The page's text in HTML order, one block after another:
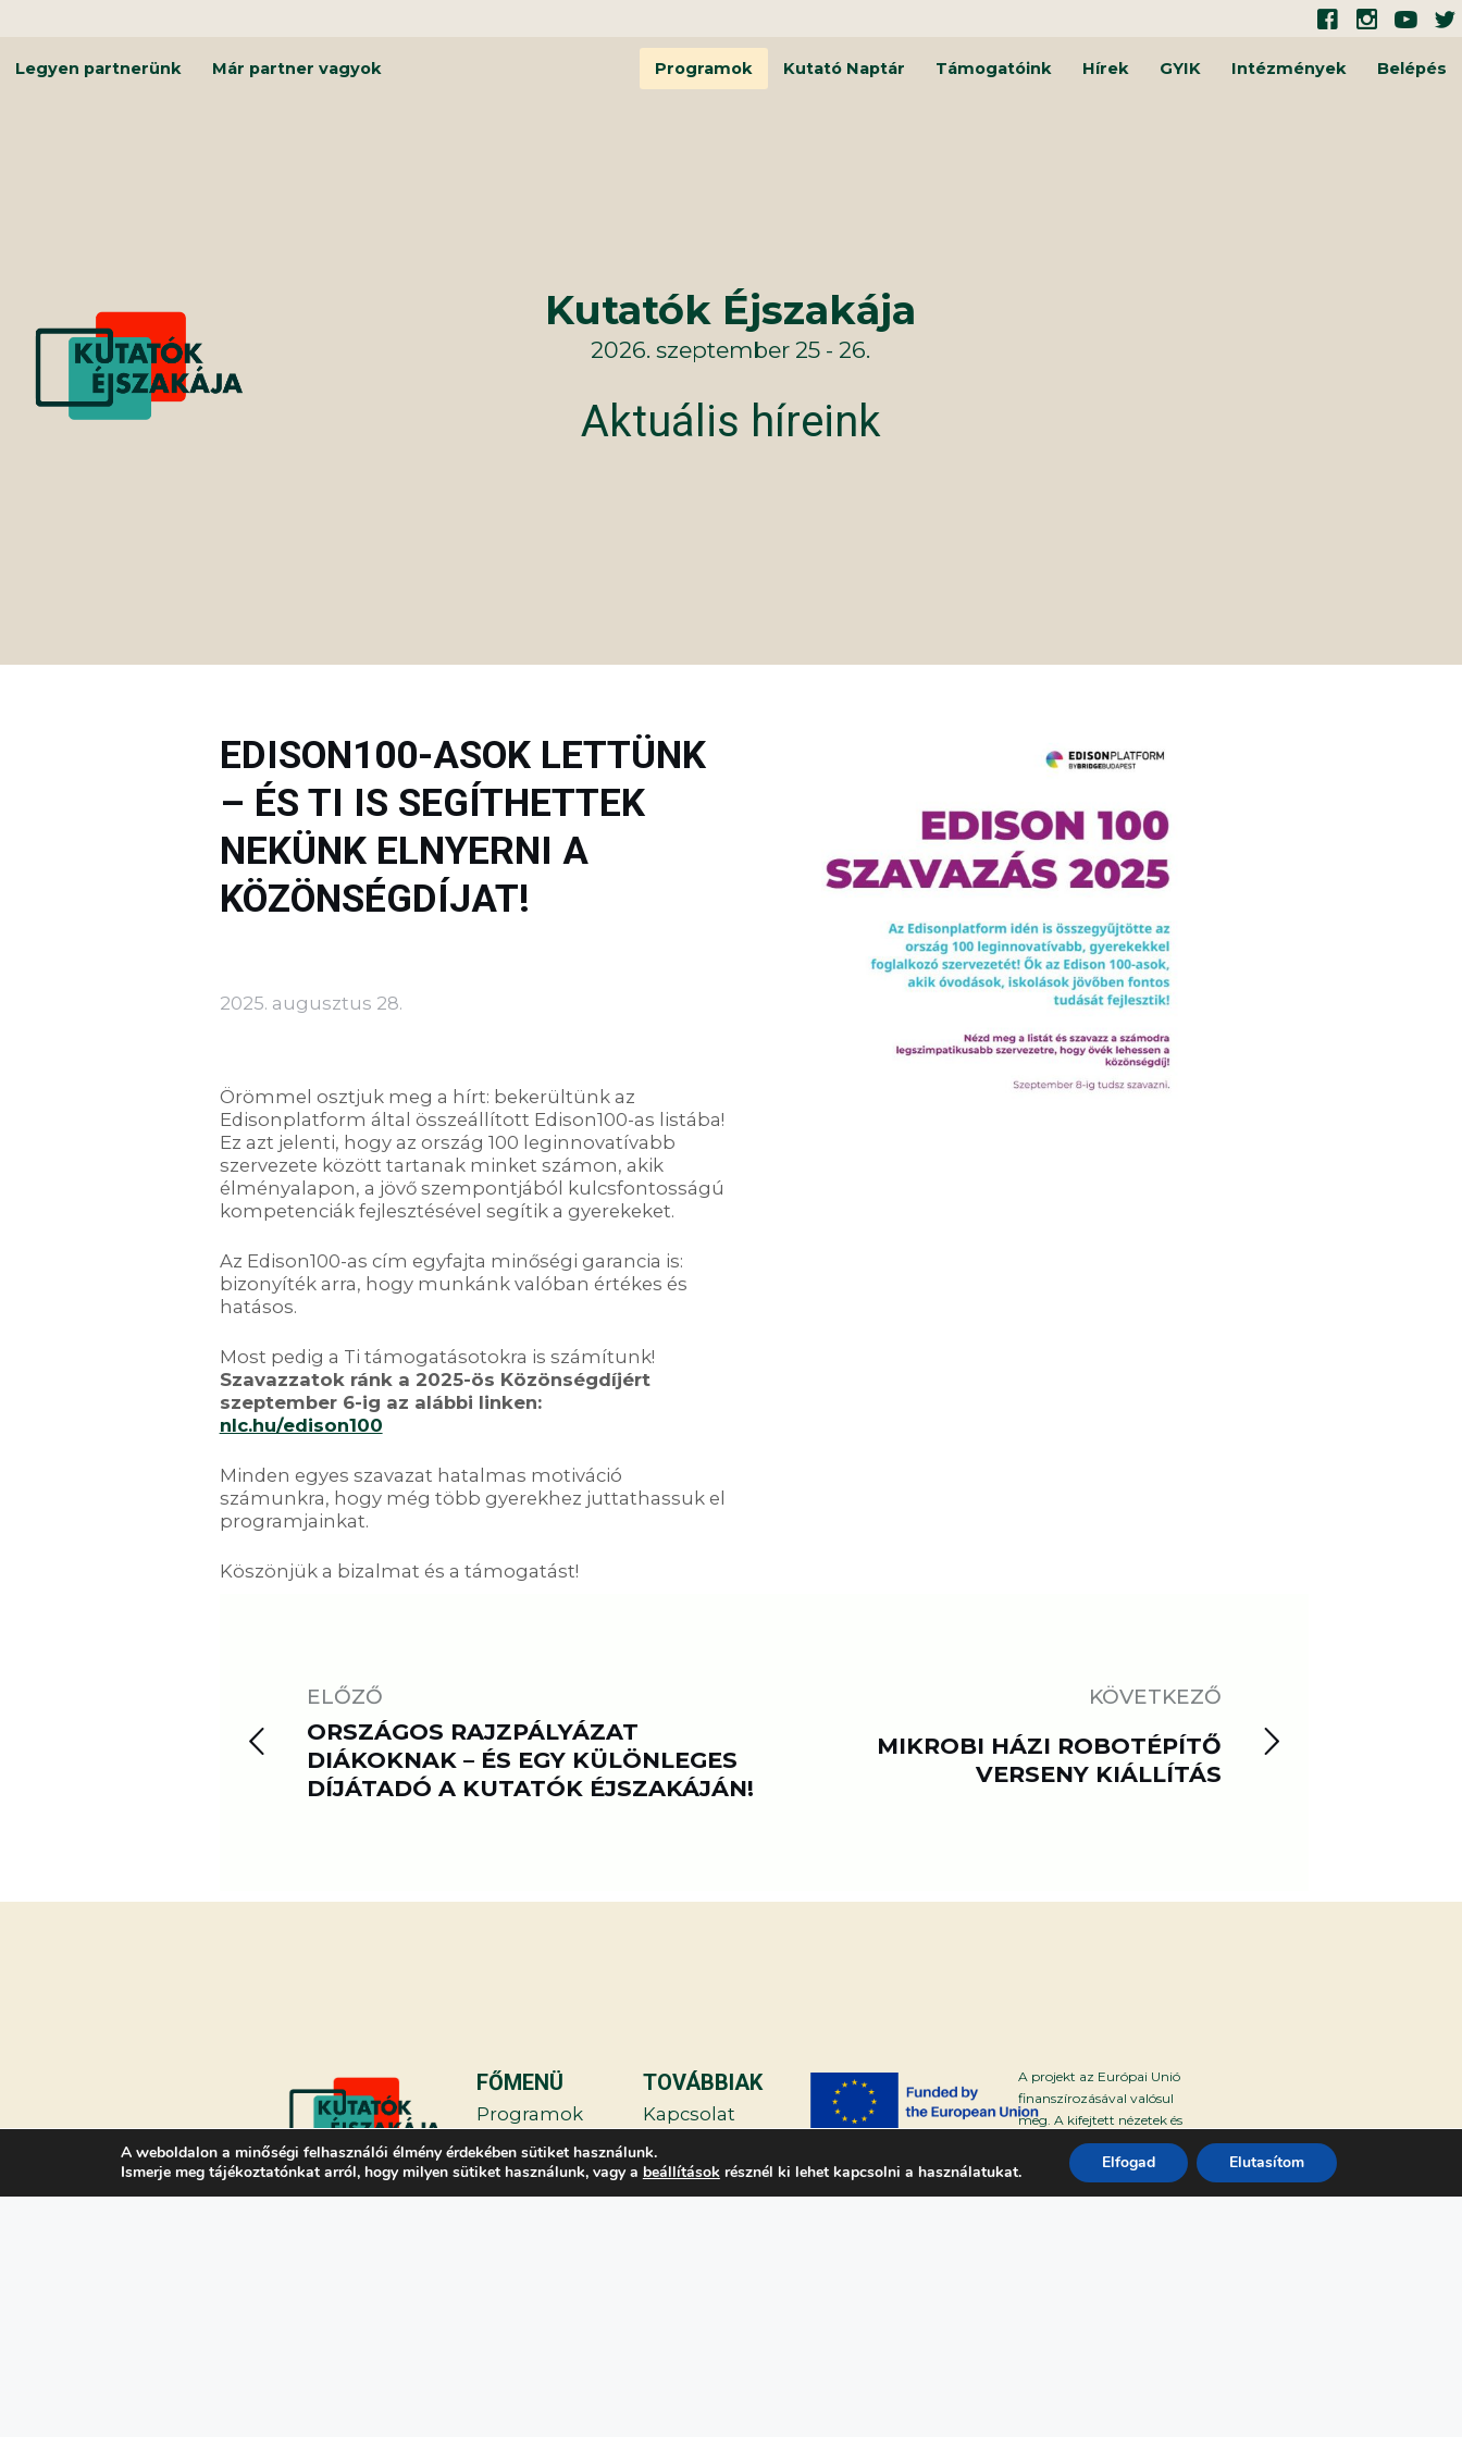
tartalomba
Legyen partnerünk Már partner vagyok
Kutatók Éjszakája
2026. szeptember 25 - 26.
Aktuális híreink
Programok Kutató Naptár Támogatóink Hírek GYIK Intézmények Belépés
EDISON100-ASOK LETTÜNK
– ÉS TI IS SEGÍTHETTEK
NEKÜNK ELNYERNI A
KÖZÖNSÉGDÍJAT!
Örömmel osztjuk meg a hírt: bekerültünk az
Edisonplatform által összeállított Edison100-as listába!
Ez azt jelenti, hogy az ország 100 leginnovatívabb
szervezete között tartanak minket számon, akik
élményalapon, a jövő szempontjából kulcsfontosságú
kompetenciák fejlesztésével segítik a gyerekeket.
Az Edison100-as cím egyfajta minőségi garancia is:
bizonyíték arra, hogy munkánk valóban értékes és
hatásos.
Most pedig a Ti támogatásotokra is számítunk!
Szavazzatok ránk a 2025-ös Közönségdíjért
szeptember 6-ig az alábbi linken:
nlc.hu/edison100
Minden egyes szavazat hatalmas motiváció
számunkra, hogy még több gyerekhez juttathassuk el
programjainkat.
Köszönjük a bizalmat és a támogatást!
2025. augusztus 28.
ELŐZŐ
ORSZÁGOS RAJZPÁLYÁZAT
DIÁKOKNAK – ÉS EGY KÜLÖNLEGES
DÍJÁTADÓ A KUTATÓK ÉJSZAKÁJÁN!
KÖVETKEZŐ
MIKROBI HÁZI ROBOTÉPÍTŐ
VERSENY KIÁLLÍTÁS
FŐMENÜ
Programok
Kutató
TOVÁBBIAK
Kapcsolat
Adatvédelmi
irányelvek
A projekt az Európai Unió
finanszírozásával valósul
meg. A kifejtett nézetek és
vélemények azonban
kizárólag a szerző(k)
sajátjai, és nem feltétlenül
A weboldalon a minőségi felhasználói élmény érdekében sütiket használunk.
Ismerje meg tájékoztatónkat arról, hogy milyen sütiket használunk, vagy a beállításokrésznél ki lehet kapcsolni a használatukat. Elfogad Elutasítom